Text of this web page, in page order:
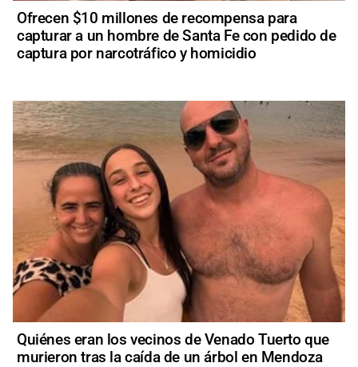
Ofrecen $10 millones de recompensa para
capturar a un hombre de Santa Fe con pedido de
captura por narcotráfico y homicidio
Quiénes eran los vecinos de Venado Tuerto que
murieron tras la caída de un árbol en Mendoza